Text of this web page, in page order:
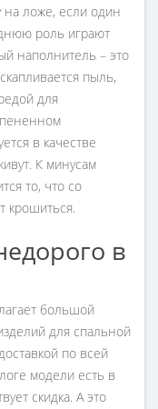
на ложе, если один
роль играют
наполнитель – это
пыль,
для
в качестве
К минусам
то, что со
крошиться.
в
большой
для спальной
по всей
модели есть в
скидка. А это